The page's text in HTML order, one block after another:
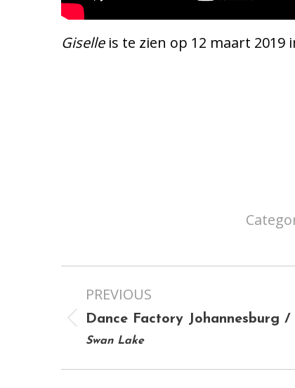
Giselle is te zien op 12 maart
navigation
PREVIOUS
Previous
project:
Dance Factory Johannesburg
Swan Lake